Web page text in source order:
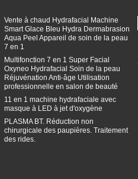
Vente à chaud Hydrafacial Machine
Smart Glace Bleu Hydra Dermabrasion
Aqua Peel Appareil de soin de la peau
7 en 1
Multifonction 7 en 1 Super Facial
Oxyneo Hydrafacial Soin de la peau
Réjuvénation Anti-âge Utilisation
professionnelle en salon de beauté
11 en 1 machine hydrafaciale avec
masque à LED à jet d'oxygène
PLASMA BT. Réduction non
chirurgicale des paupières. Traitement
des rides.